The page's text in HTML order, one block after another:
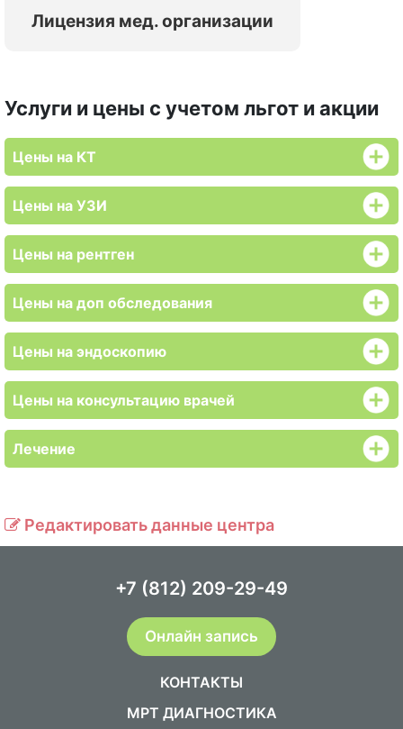
Лицензия мед. организации
Услуги и цены с учетом льгот и акции
Цены на КТ
Цены на УЗИ
Цены на рентген
Цены на доп обследования
Цены на эндоскопию
Цены на консультацию врачей
Лечение
Редактировать данные центра
КОНТАКТЫ
МРТ ДИАГНОСТИКА
+7 (812) 209-29-49
Онлайн запись